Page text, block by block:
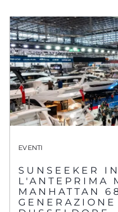
EVENTI
SUNSEEKER
L'ANTEPRIMA
MANHATTAN